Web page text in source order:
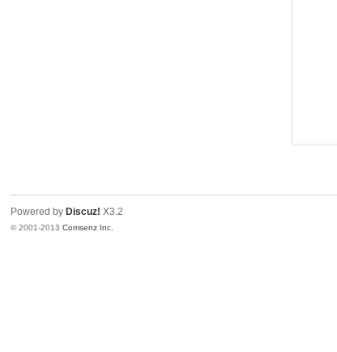
Powered by Discuz! X3.2
© 2001-2013Comsenz Inc.